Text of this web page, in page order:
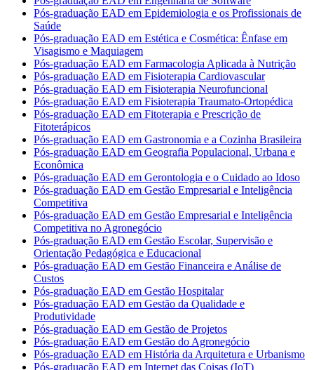
Pós-graduação EAD em Epidemiologia e os Profissionais de
Saúde
Pós-graduação EAD em Estética e Cosmética: Ênfase em
Visagismo e Maquiagem
Pós-graduação EAD em Farmacologia Aplicada à Nutrição
Pós-graduação EAD em Fisioterapia Cardiovascular
Pós-graduação EAD em Fisioterapia Neurofuncional
Pós-graduação EAD em Fisioterapia Traumato-Ortopédica
Pós-graduação EAD em Fitoterapia e Prescrição de
Fitoterápicos
Pós-graduação EAD em Gastronomia e a Cozinha Brasileira
Pós-graduação EAD em Geografia Populacional, Urbana e
Econômica
Pós-graduação EAD em Gerontologia e o Cuidado ao Idoso
Pós-graduação EAD em Gestão Empresarial e Inteligência
Competitiva
Pós-graduação EAD em Gestão Empresarial e Inteligência
Competitiva no Agronegócio
Pós-graduação EAD em Gestão Escolar, Supervisão e
Orientação Pedagógica e Educacional
Pós-graduação EAD em Gestão Financeira e Análise de
Custos
Pós-graduação EAD em Gestão Hospitalar
Pós-graduação EAD em Gestão da Qualidade e
Produtividade
Pós-graduação EAD em Gestão de Projetos
Pós-graduação EAD em Gestão do Agronegócio
Pós-graduação EAD em História da Arquitetura e Urbanismo
Pós-graduação EAD em Internet das Coisas (IoT)